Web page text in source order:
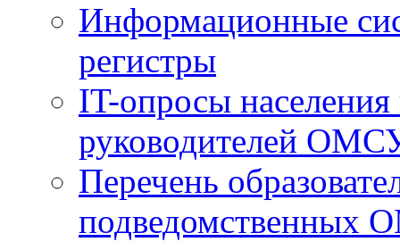
Информационные
регистры
IT-опросы населения
руководителей
Перечень
подведомственных